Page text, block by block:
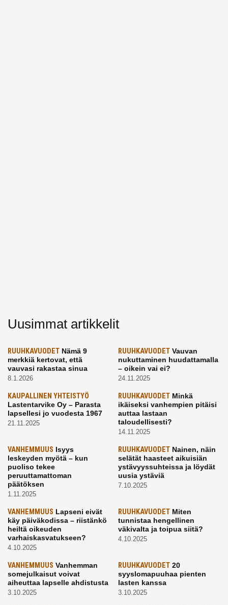
Uusimmat artikkelit
RUUHKAVUODET Nämä 9
merkkiä kertovat, että
vauvasi rakastaa sinua
8.1.2026
RUUHKAVUODETVauvan
nukuttaminen huudattamalla
– oikein vai ei?
24.11.2025
KAUPALLINEN YHTEISTYÖ
Lastentarvike Oy – Parasta
lapsellesi jo vuodesta 1967
21.11.2025
RUUHKAVUODETMinkä
ikäiseksi vanhempien pitäisi
auttaa lastaan
taloudellisesti?
14.11.2025
VANHEMMUUS Isyys
leskeyden myötä – kun
puoliso tekee
peruuttamattoman
päätöksen
1.11.2025
RUUHKAVUODETNainen, näin
selätät haasteet aikuisiän
ystävyyssuhteissa ja löydät
uusia ystäviä
7.10.2025
VANHEMMUUS Lapseni eivät
käy päiväkodissa – riistänkö
heiltä oikeuden
varhaiskasvatukseen?
4.10.2025
RUUHKAVUODETMiten
tunnistaa hengellinen
väkivalta ja toipua siitä?
4.10.2025
VANHEMMUUS Vanhemman
somejulkaisut voivat
aiheuttaa lapselle ahdistusta
3.10.2025
RUUHKAVUODET20
syyslomapuuhaa pienten
lasten kanssa
3.10.2025